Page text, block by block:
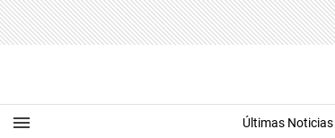
Últimas Noticias